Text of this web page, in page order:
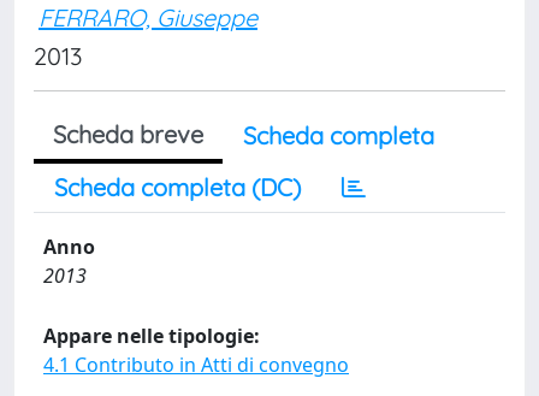
FERRARO, Giuseppe
2013
Scheda breve
Scheda completa
Scheda completa (DC)
Anno
2013
Appare nelle tipologie:
4.1 Contributo in Atti di convegno